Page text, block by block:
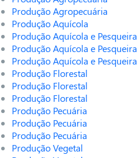
Produção Agropecuária
Produção Aquícola
Produção Aquícola e Pesqueira
Produção Aquícola e Pesqueira
Produção Aquícola e Pesqueira
Produção Florestal
Produção Florestal
Produção Florestal
Produção Pecuária
Produção Pecuária
Produção Pecuária
Produção Vegetal